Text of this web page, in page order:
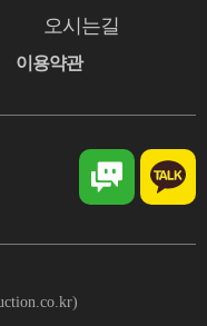
오시는길
이용약관